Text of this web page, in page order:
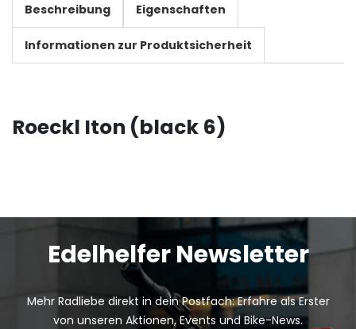
Beschreibung Eigenschaften
Informationen zur Produktsicherheit
Roeckl Iton (black 6)
Edelhelfer Newsletter
Mehr Radliebe direkt in dein Postfach: Erfahre als Erster
von unseren Aktionen, Events und Bike-News.